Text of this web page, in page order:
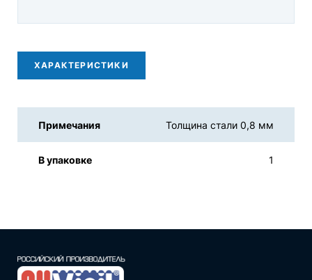
ХАРАКТЕРИСТИКИ
Примечания Толщина стали 0,8 мм
В упаковке 1